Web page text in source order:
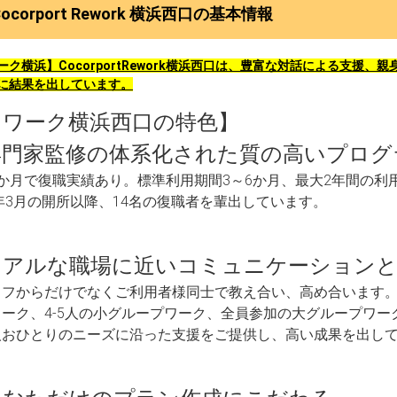
Rework 横浜西口の基本情報
ク横浜】CocorportRework横浜西口は、豊富な対話による支援、親
結果を出しています。
ーク横浜西口の特色】
家監修の体系化された質の高いプロ
月で復職実績あり。標準利用期間3～6か月、最大2年間の利
3月の開所以降、14名の復職者を輩出しています。
ルな職場に近いコミュニケーション
からだけでなくご利用者様同士で教え合い、高め合います
ク、4-5人の小グループワーク、全員参加の大グループワー
ひとりのニーズに沿った支援をご提供し、高い成果を出し